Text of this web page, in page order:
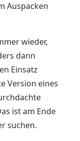
Auspacken
wieder,
dann
Einsatz
Version eines
ist am Ende
suchen.